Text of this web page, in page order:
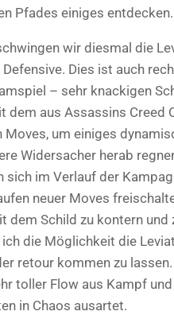
Pfades einiges
wir diesmal die
Dies ist auch
– sehr knackigen
dem aus Assassins Creed
um einiges
Widersacher herab
sich im Verlauf der
neuer Moves
dem Schild zu kontern
die Möglichkeit die
retour kommen zu
toller Flow aus Kampf
in Chaos ausartet.